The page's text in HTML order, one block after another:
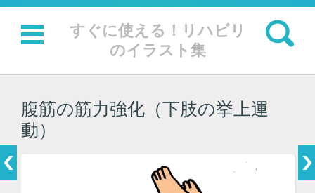
すぐに使える！リハビリ
のイラスト集
検索:
コンテンツに移動
腹筋の筋力強化（下肢の挙上運
動）